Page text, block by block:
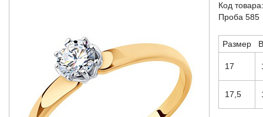
Код
Проба 585
Размер
17
17,5